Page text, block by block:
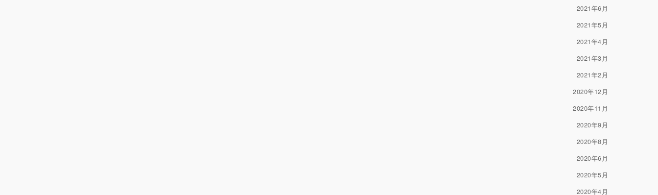
2021年6月
2021年5月
2021年4月
2021年3月
2021年2月
2020年12月
2020年11月
2020年9月
2020年8月
2020年6月
2020年5月
2020年4月